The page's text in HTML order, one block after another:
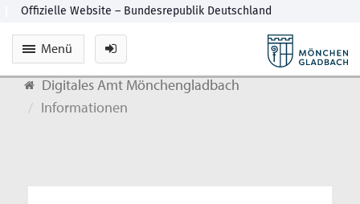
Menü
Digitales Amt Mönchengladbach
Informationen